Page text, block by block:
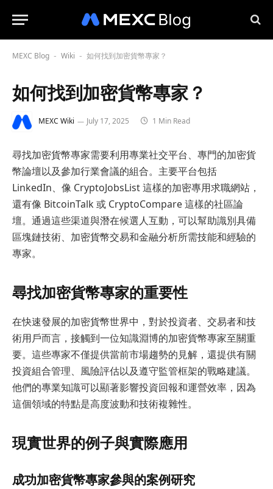
MEXC Blog - Wiki - 如何找到加密貨幣專家？
如何找到加密貨幣專家？
MEXC Wiki July 17, 2025 1 Min Read
尋找加密貨幣專家需要利用專業社交平台、專門的加密貨
幣論壇以及參加行業會議的組合。主要平台包括
LinkedIn、像 CryptoJobsList 這樣的加密專用求職網站，
還有像 BitcoinTalk 或 CryptoCompare 這樣的社區論
壇。通過這些渠道與潛在候選人互動，可以幫助識別具備
區塊鏈技術、加密貨幣交易和金融分析所需技能和經驗的
專家。
尋找加密貨幣專家的重要性
在快速發展的加密貨幣世界中，對於投資者、交易者和技
術用戶而言，接觸到一位知識淵博的加密貨幣專家至關重
要。這些專家不僅提供當前市場趨勢的見解，還提供有關
投資組合管理、風險評估以及遵守監管框架的戰略建議。
他們的專業知識可以顯著影響投資回報和運營效率，因為
這個領域的特點是高度波動和技術複雜性。
現實世界的例子與實際應用
成功加密貨幣專家參與的案例研究